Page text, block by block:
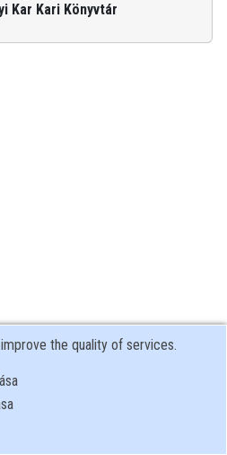
Kar Kari Könyvtár
the quality of services.